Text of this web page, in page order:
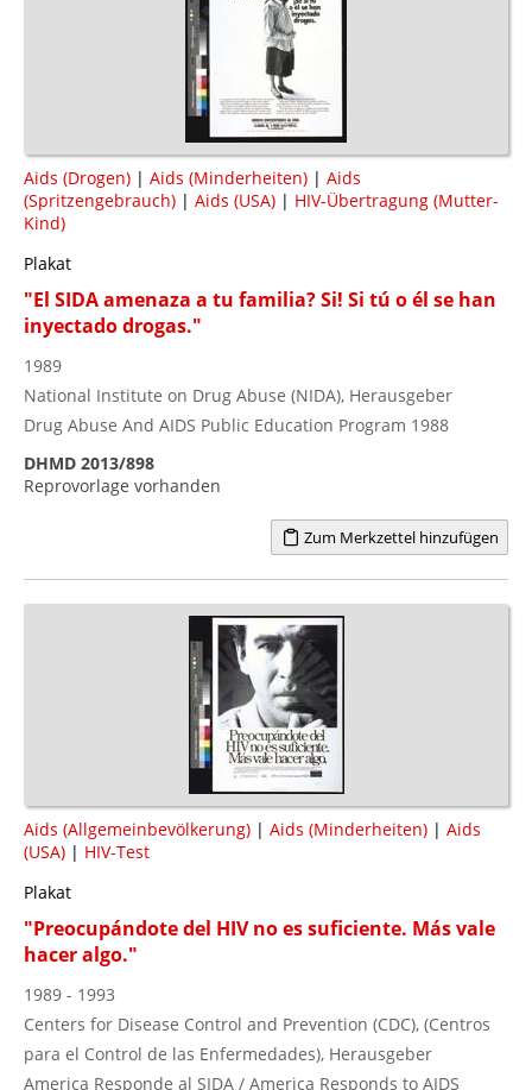
Aids (Drogen) | Aids (Minderheiten) | Aids
(Spritzengebrauch) | Aids (USA) | HIV-Übertragung (Mutter-
Kind)
Plakat
"El SIDA amenaza a tu familia? Si! Si tú o él se han
inyectado drogas."
1989
National Institute on Drug Abuse (NIDA), Herausgeber
Drug Abuse And AIDS Public Education Program 1988
DHMD 2013/898
Reprovorlage vorhanden
Zum Merkzettel hinzufügen
Aids (Allgemeinbevölkerung) | Aids (Minderheiten) | Aids
(USA) | HIV-Test
Plakat
"Preocupándote del HIV no es suficiente. Más vale
hacer algo."
1989 - 1993
Centers for Disease Control and Prevention (CDC), (Centros
para el Control de las Enfermedades), Herausgeber
America Responde al SIDA / America Responds to AIDS